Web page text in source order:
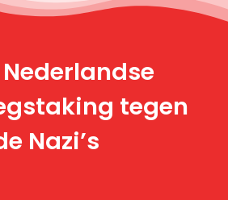
Nederlandse
tegen
Nazi’s